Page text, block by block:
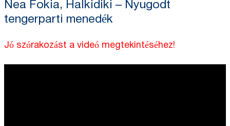
Nea Fokia, Halkidiki – Nyugodt
tengerparti menedék
Jó szórakozást a videó megtekintéséhez!